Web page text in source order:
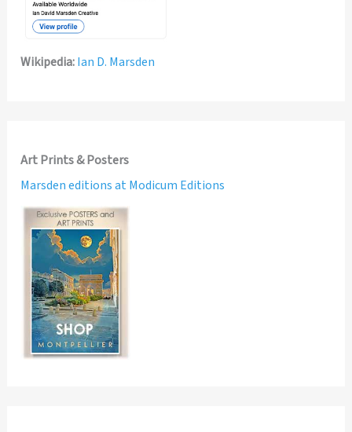
Wikipedia:Ian D. Marsden
Art Prints & Posters
Marsden editions at Modicum Editions